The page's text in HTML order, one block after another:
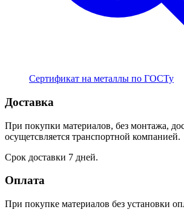
Сертификат на металлы по ГОСТу
Доставка
При покупки материалов, без монтажа,
осущетсвляется транспортной компанией.
Срок доставки 7 дней.
Оплата
При покупке материалов без установки